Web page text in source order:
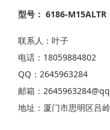
型号： 6186-M15ALTR
联系人：叶子
电话：18059884802
QQ：2645963284
邮箱：
地址：厦门市思明区吕